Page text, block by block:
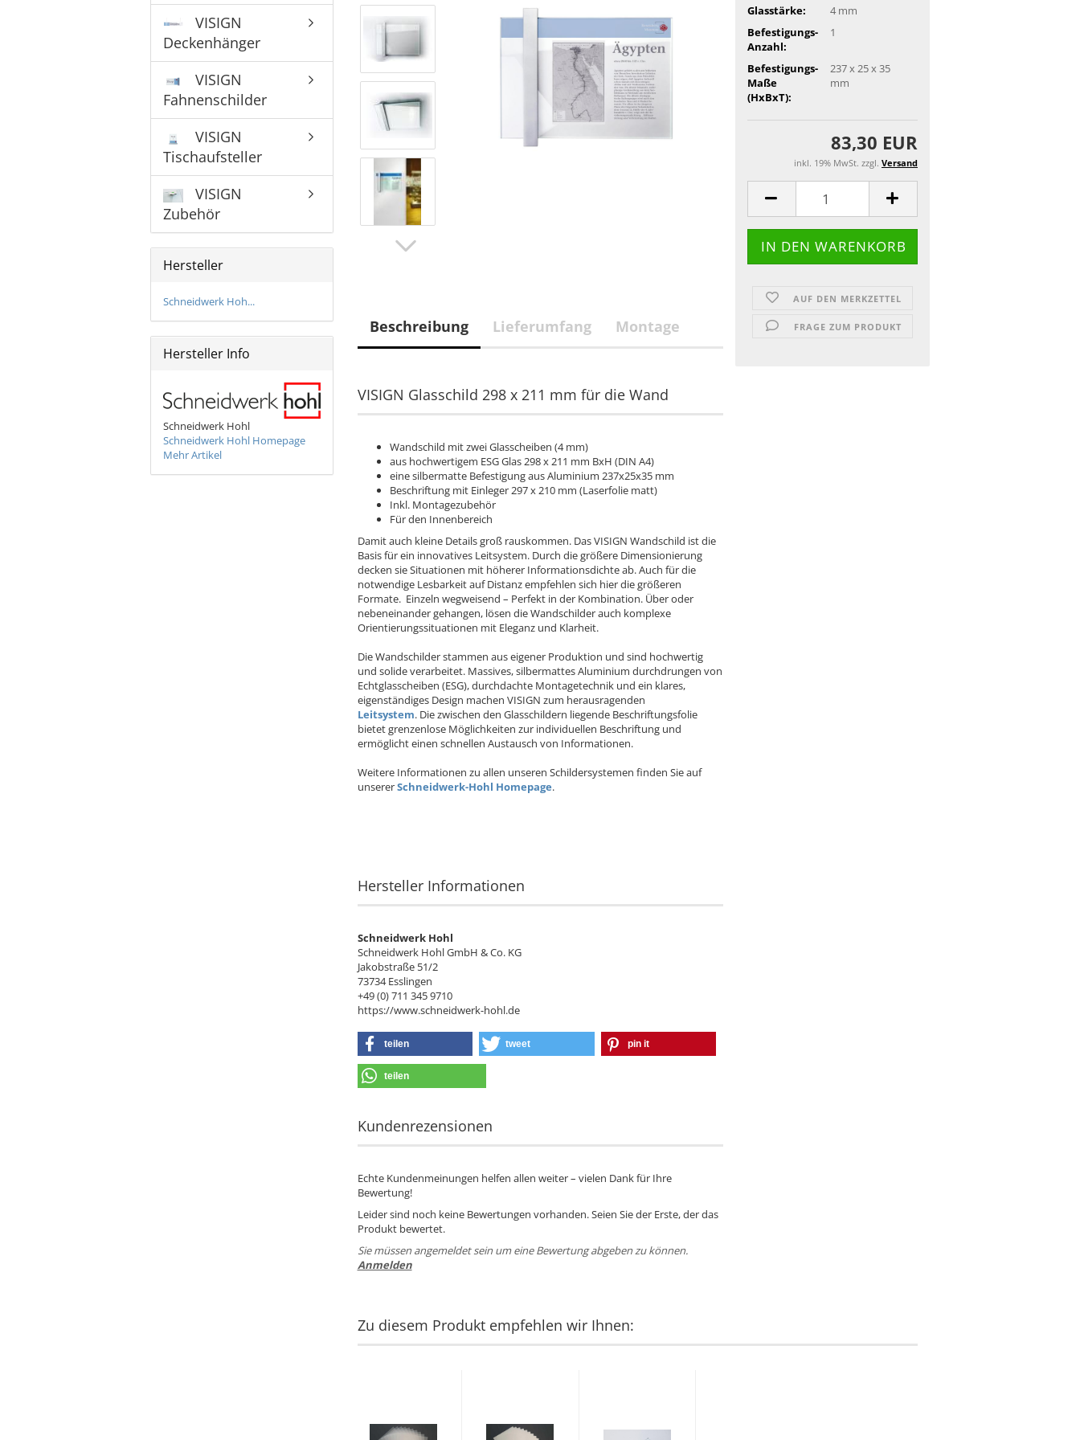
Bronzeschilder
Glasstärke:
4 mm
Befestigungs-
Anzahl:
1
Befestigungs-
Maße
(HxBxT):
237 x 25 x 35
mm
83,30 EUR
inkl. 19% MwSt. zzgl. Versand
AUF DEN MERKZETTEL
FRAGE ZUM PRODUKT
Beschreibung Lieferumfang Montage
VISIGN Glasschild 298 x 211 mm für die Wand
Wandschild mit zwei Glasscheiben (4 mm)
aus hochwertigem ESG Glas 298 x 211 mm BxH (DIN A4)
eine silbermatte Befestigung aus Aluminium 237x25x35 mm
Beschriftung mit Einleger 297 x 210 mm (Laserfolie matt)
Inkl. Montagezubehör
Für den Innenbereich
Damit auch kleine Details groß rauskommen. Das VISIGN Wandschild ist die
Basis für ein innovatives Leitsystem. Durch die größere Dimensionierung
decken sie Situationen mit höherer Informationsdichte ab. Auch für die
notwendige Lesbarkeit auf Distanz empfehlen sich hier die größeren
Formate. Einzeln wegweisend – Perfekt in der Kombination. Über oder
nebeneinander gehangen, lösen die Wandschilder auch komplexe
Orientierungssituationen mit Eleganz und Klarheit.
Die Wandschilder stammen aus eigener Produktion und sind hochwertig
und solide verarbeitet. Massives, silbermattes Aluminium durchdrungen von
Echtglasscheiben (ESG), durchdachte Montagetechnik und ein klares,
eigenständiges Design machen VISIGN zum herausragenden
Leitsystem. Die zwischen den Glasschildern liegende Beschriftungsfolie
bietet grenzenlose Möglichkeiten zur individuellen Beschriftung und
ermöglicht einen schnellen Austausch von Informationen.
Weitere Informationen zu allen unseren Schildersystemen finden Sie auf
unsererSchneidwerk-Hohl Homepage.
Hersteller Informationen
Schneidwerk Hohl
Schneidwerk Hohl GmbH & Co. KG
Jakobstraße 51/2
73734 Esslingen
+49 (0) 711 345 9710
https://www.schneidwerk-hohl.de
teilen tweet pin it
teilen
Kundenrezensionen
Echte Kundenmeinungen helfen allen weiter – vielen Dank für Ihre
Bewertung!
Leider sind noch keine Bewertungen vorhanden. Seien Sie der Erste, der das
Produkt bewertet.
Sie müssen angemeldet sein um eine Bewertung abgeben zu können.
Anmelden
Zu diesem Produkt empfehlen wir Ihnen:
VISIGN
Deckenhänger
VISIGN
Fahnenschilder
VISIGN
Tischaufsteller
VISIGN
Zubehör
Hersteller
Schneidwerk Hoh...
Hersteller Info
Schneidwerk Hohl
Schneidwerk Hohl Homepage
Mehr Artikel